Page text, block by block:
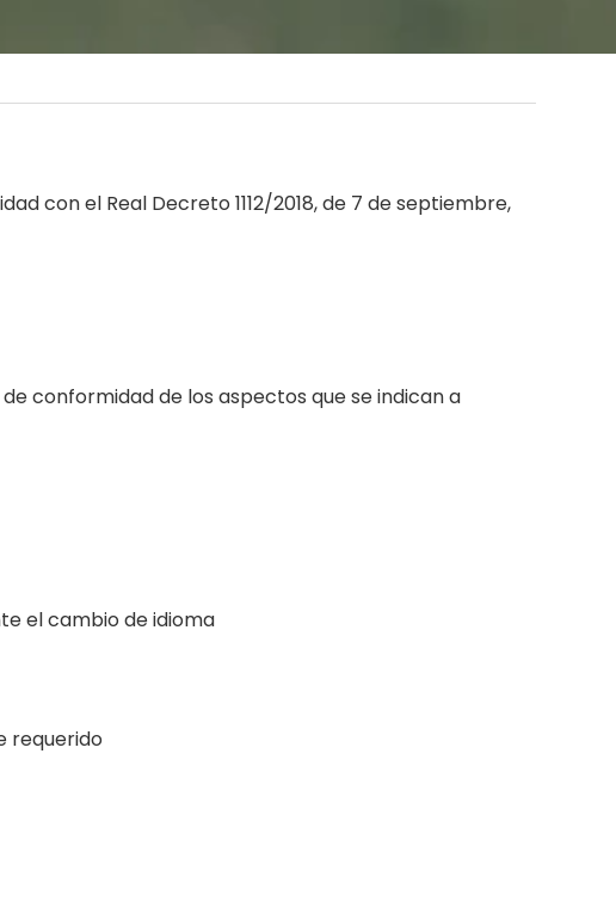
con el Real Decreto 1112/2018, de 7 de septiembre,
conformidad de los aspectos que se indican a
el cambio de idioma
requerido